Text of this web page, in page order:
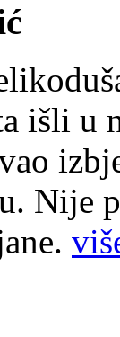
išli u
Nije